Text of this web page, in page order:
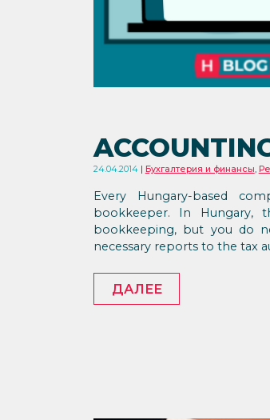
24.04.2014 Бухгалтерия и финансы,
Every Hungary-based
bookkeeper. In Hungary,
bookkeeping, but you do
necessary reports to the tax
ДАЛЕЕ